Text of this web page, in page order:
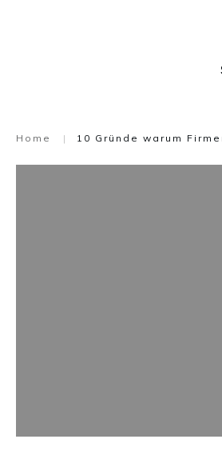
Home | 10 Gründe warum